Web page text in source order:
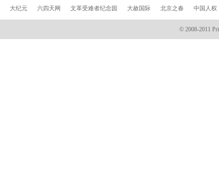
大纪元
六四天网 文革受难者纪念园 大赦国际 北京之春 中国人权
© 2008-2011